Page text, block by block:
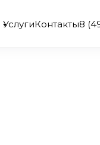
УслугиКонтакты8